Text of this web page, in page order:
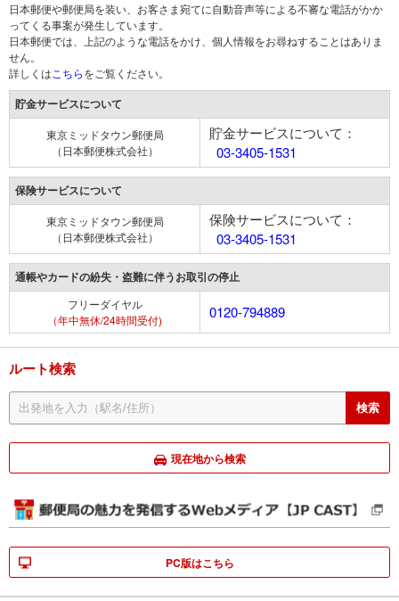
日本郵便や郵便局を装い、お客さま宛てに自動音声等による不審な電話がかか
ってくる事案が発生しています。
日本郵便では、上記のような電話をかけ、個人情報をお尋ねすることはありま
せん。
詳しくは こちらをご覧ください。
貯金サービスについて
東京ミッドタウン郵便局
（日本郵便株式会社）
貯金サービスについて：
03-3405-1531
保険サービスについて
東京ミッドタウン郵便局
（日本郵便株式会社）
保険サービスについて：
03-3405-1531
通帳やカードの紛失・盗難に伴うお取引の停止
フリーダイヤル
（年中無休/24時間受付)
0120-794889
ルート検索
現在地から検索
PC版はこちら